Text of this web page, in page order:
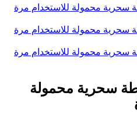
سحرية محمولة